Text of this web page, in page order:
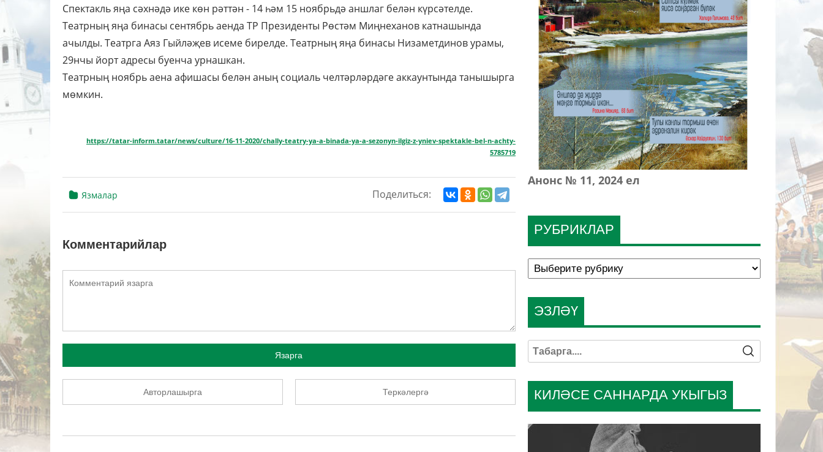
Спектакль яңа сәхнәдә ике көн рәттән - 14 һәм 15 ноябрьдә аншлаг белән күрсәтелде.
Театрның яңа бинасы сентябрь аенда ТР Президенты Рөстәм Миңнеханов катнашында
ачылды. Театрга Аяз Гыйләҗев исеме бирелде. Театрның яңа бинасы Низаметдинов урамы,
29нчы йорт адресы буенча урнашкан.
Театрның ноябрь аена афишасы белән аның социаль челтәрләрдәге аккаунтында танышырга
мөмкин.
https://tatar-inform.tatar/news/culture/16-11-2020/chally-teatry-ya-a-binada-ya-a-sezonyn-ilgiz-z-yniev-spektakle-bel-n-achty-
5785719
Язмалар Поделиться:
Комментарийлар
Язарга
Авторлашырга Теркәлергә
РУБРИКЛАР
Анонс № 11, 2024 ел
КИЛӘСЕ САННАРДА УКЫГЫЗ
ЭЗЛӘҮ